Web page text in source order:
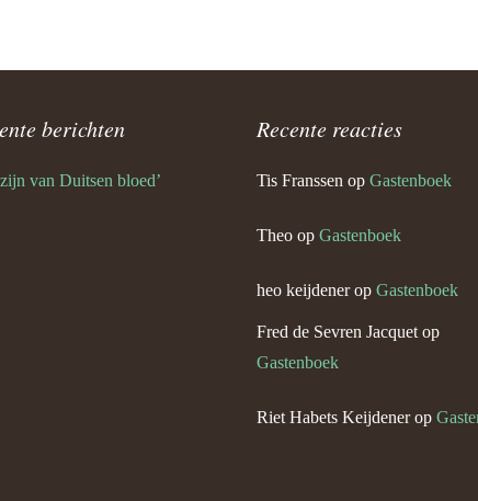
Keijdener en Lies Lelkens
Geul)
berichten
van Duitsen bloed’
Recente reacties
Tis Franssen op Gastenboek
Theo op Gastenboek
heo keijdenerop Gastenboek
Fred de Sevren Jacquet op
Gastenboek
Riet Habets Keijdenerop